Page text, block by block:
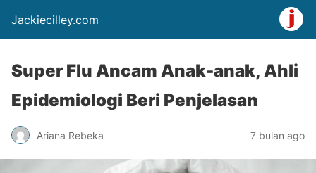
Jackiecilley.com
Super Flu Ancam Anak-anak, Ahli
Epidemiologi Beri Penjelasan
Ariana Rebeka 7 bulan ago